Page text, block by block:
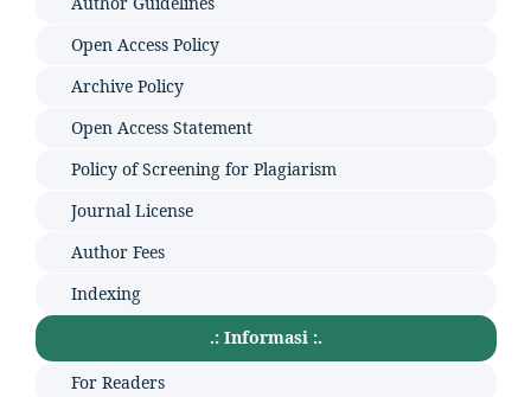
Open Access Policy
Archive Policy
Open Access Statement
Policy of Screening for Plagiarism
Journal License
Author Fees
Indexing
.: Informasi :.
For Readers